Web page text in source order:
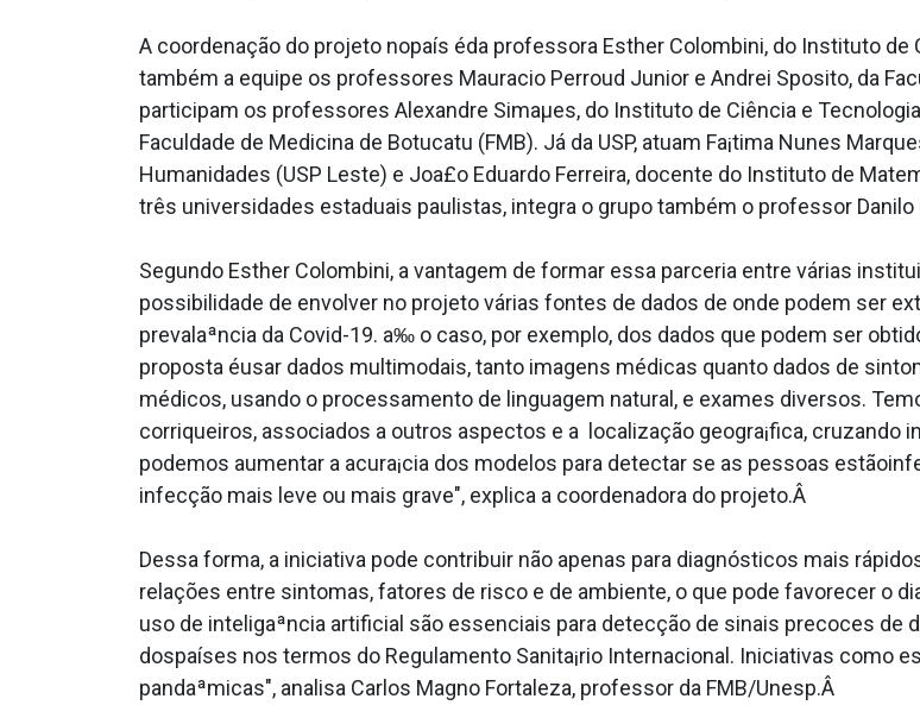
A coordenação do projeto nopaís éda professora Esther Colombini, do Instituto de
também a equipe os professores Maura­cio Perroud Junior e Andrei Sposito, da
participam os professores Alexandre Simaµes, do Instituto de Ciência e
Faculdade de Medicina de Botucatu (FMB). Já da USP, atuam Fa¡tima Nunes
Humanidades (USP Leste) e Joa£o Eduardo Ferreira, docente do Instituto de
três universidades estaduais paulistas, integra o grupo também o professor Danilo
Segundo Esther Colombini, a vantagem de formar essa parceria entre várias
possibilidade de envolver no projeto várias fontes de dados de onde podem ser
prevalaªncia da Covid-19. a‰ o caso, por exemplo, dos dados que podem ser
proposta éusar dados multimodais, tanto imagens médicas quanto dados de
médicos, usando o processamento de linguagem natural, e exames diversos.
corriqueiros, associados a outros aspectos e a localização geogra¡fica,
podemos aumentar a acura¡cia dos modelos para detectar se as pessoas
infecção mais leve ou mais grave", explica a coordenadora do projeto.Â
Dessa forma, a iniciativa pode contribuir não apenas para diagnósticos mais
relações entre sintomas, fatores de risco e de ambiente, o que pode favorecer o
uso de inteligaªncia artificial são essenciais para detecção de sinais precoces de
dospaíses nos termos do Regulamento Sanita¡rio Internacional. Iniciativas como
pandaªmicas", analisa Carlos Magno Fortaleza, professor da FMB/Unesp.Â